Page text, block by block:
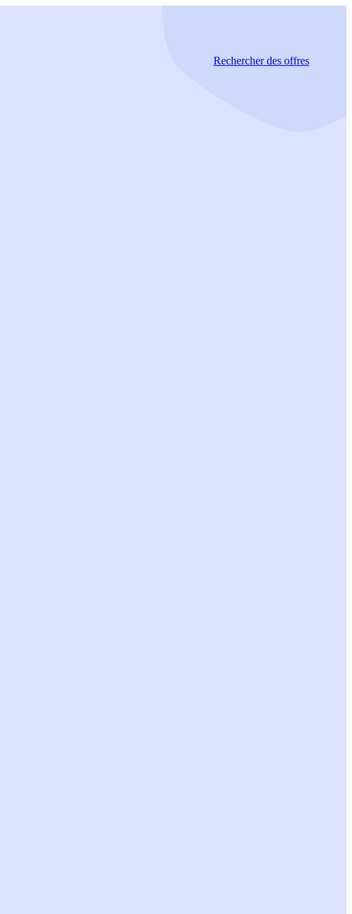
Rechercherdes offres